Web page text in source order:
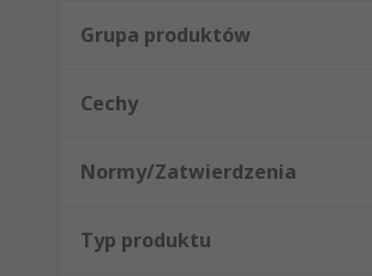
Grupa produktów
Cechy
Normy/Zatwierdzenia
Typ produktu